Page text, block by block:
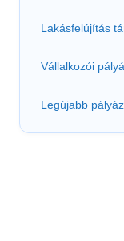
Lakásfelújítás
Vállalkozói
Legújabb